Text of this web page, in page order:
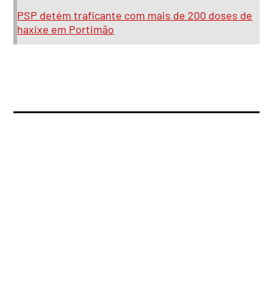
PSP detém traficante com mais de 200 doses de
haxixe em Portimão